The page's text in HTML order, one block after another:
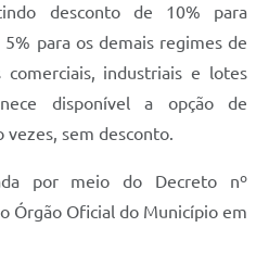
desconto de 10% para
para os demais regimes de
comerciais, industriais e lotes
disponível a opção de
sem desconto.
por meio do Decreto nº
Órgão Oficial do Município em